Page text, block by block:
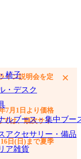
椅子
・デスク
ルブース・集中ブー
アクセサリー・備品
ア雑貨
加できます
イン説明会を定
7月1日より価格
ては、順次サイ
日(日)まで夏季
×